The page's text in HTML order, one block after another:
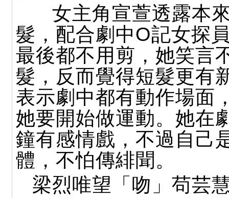
女主角宣萱透露本
髮，配合劇中O記女探
最後都不用剪，她笑言
髮，反而覺得短髮更有
表示劇中都有動作場面
她要開始做運動。她在
鐘有感情戲，不過自己
體，不怕傳緋聞。
梁烈唯望「吻」苟芸